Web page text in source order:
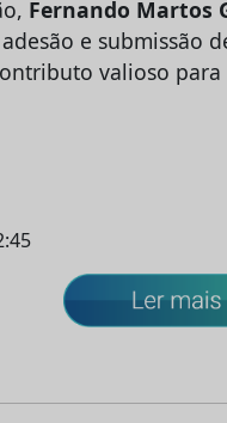
Fernando Martos
e submissão
valioso